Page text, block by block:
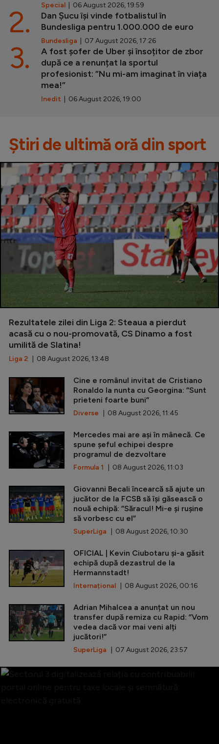
Special | 06 August 2026, 19:59
Dan Șucu își vinde fotbalistul în
Bundesliga pentru 1.000.000 de euro
Bundesliga | 07 August 2026, 17:26
2.
A fost șofer de Uber și însoțitor de zbor
după ce a renunțat la sportul
profesionist: ”Nu mi-am imaginat în viața
mea!”
Inedit | 06 August 2026, 19:00
3.
Știri de ultimă oră din sport
Rezultatele zilei din Liga 2: Steaua a pierdut
acasă cu o nou-promovată, CS Dinamo a fost
umilită de Slatina!
Liga 2 | 08 August 2026, 13:48
Cine e românul invitat de Cristiano
Ronaldo la nunta cu Georgina: ”Sunt
prieteni foarte buni”
Diverse | 08 August 2026, 11:45
Mercedes mai are ași în mânecă. Ce
spune șeful echipei despre
programul de dezvoltare
Formula 1 | 08 August 2026, 11:03
Giovanni Becali încearcă să ajute un
jucător de la FCSB să își găsească o
nouă echipă: ”Săracul! Mi-e și rușine
să vorbesc cu el”
SuperLiga | 08 August 2026, 10:30
OFICIAL | Kevin Ciubotaru și-a găsit
echipă după dezastrul de la
Hermannstadt!
Internațional | 08 August 2026, 00:16
Adrian Mihalcea a anunțat un nou
transfer după remiza cu Rapid: ”Vom
vedea dacă vor mai veni alți
jucători!”
SuperLiga | 07 August 2026, 23:57